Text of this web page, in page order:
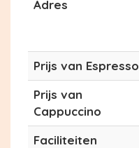
Adres
Prijs van Espresso
Prijs van
Cappuccino
Faciliteiten